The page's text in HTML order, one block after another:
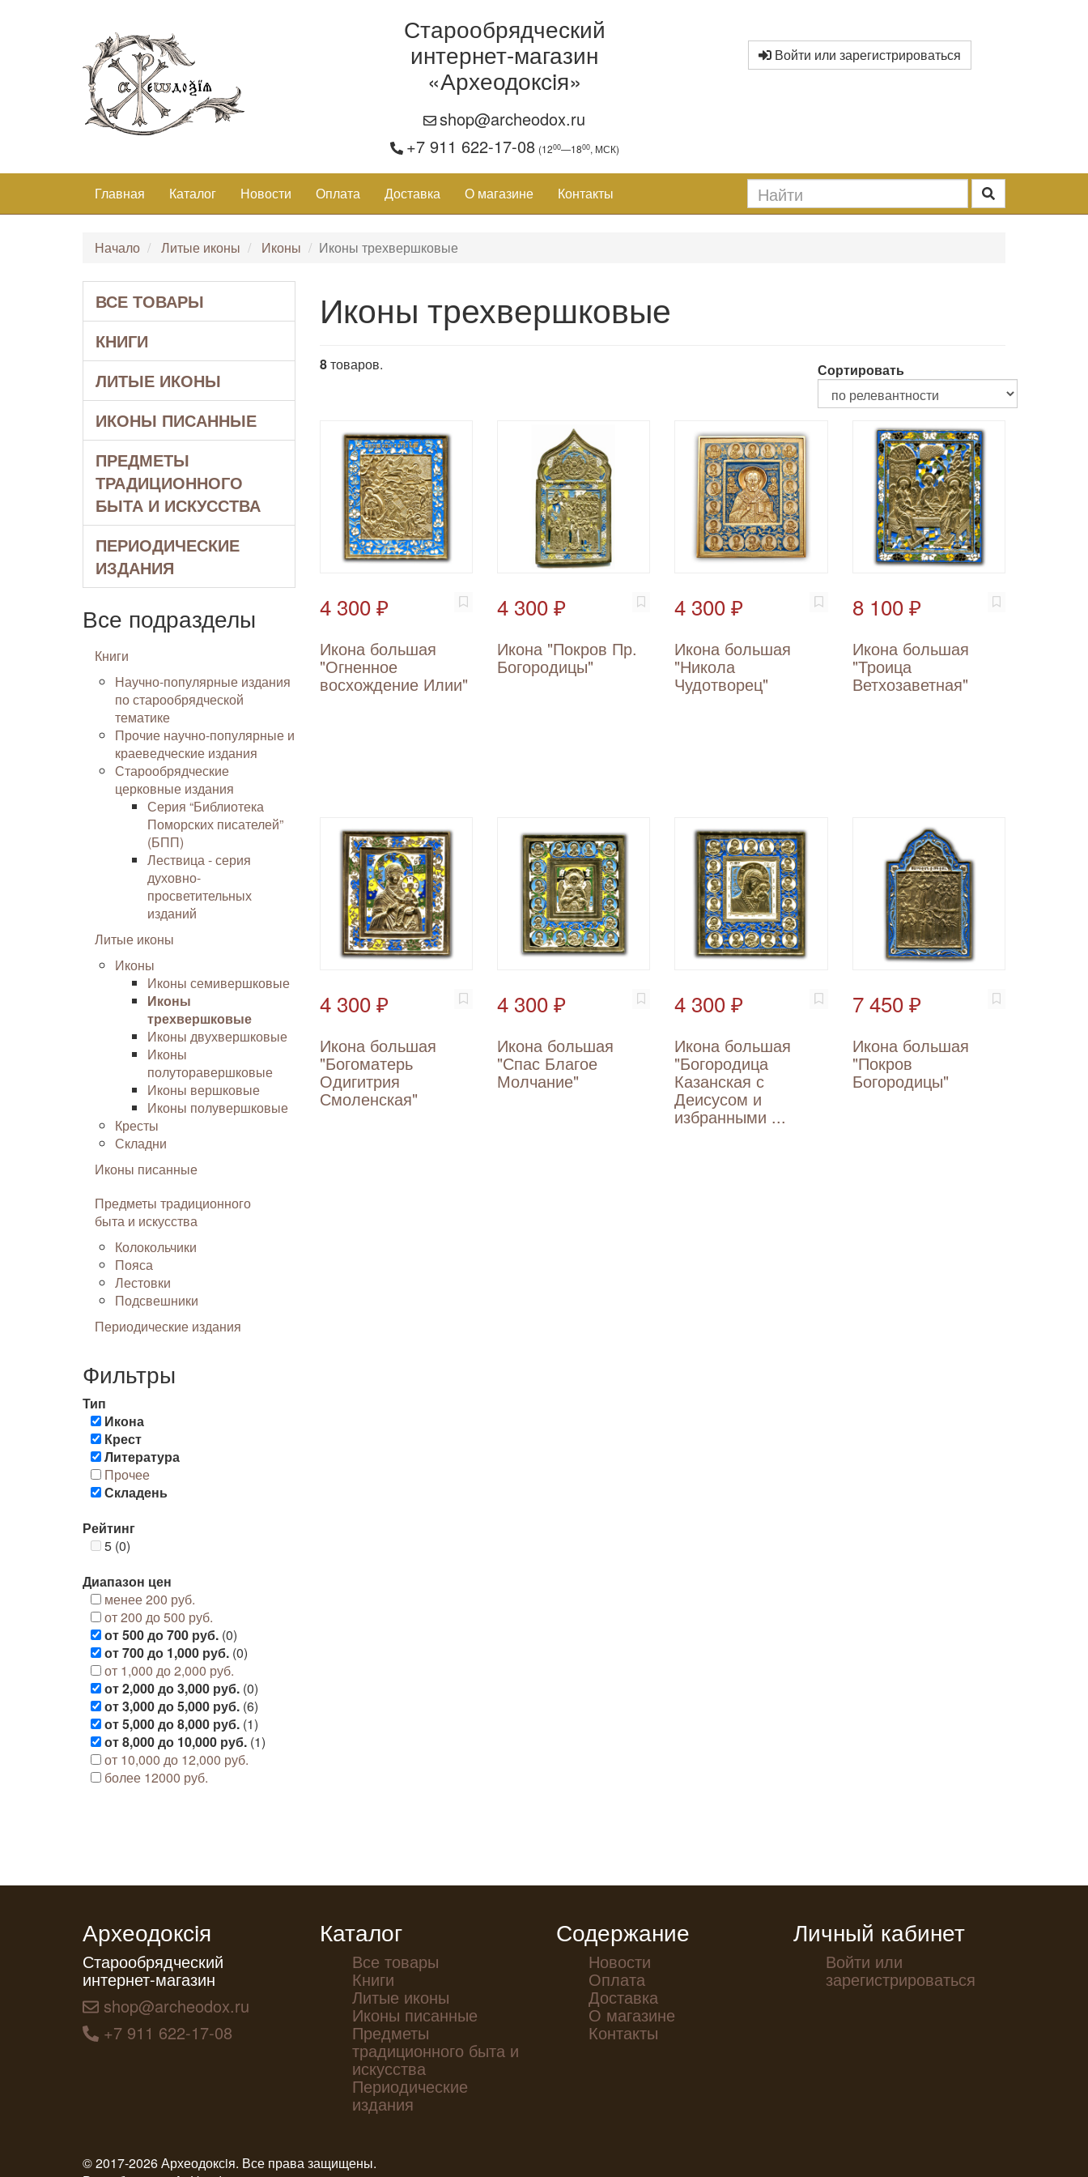
Старообрядческий
интернет-магазин
«Археодоксiя»
shop@archeodox.ru
+7 911 622-17-08 (1200—1800, МСК)
Войти или зарегистрироваться
Главная Каталог Новости Оплата Доставка О магазине Контакты
Начало Литые иконы Иконы Иконы трехвершковые
ВСЕ ТОВАРЫ
КНИГИ
ЛИТЫЕ ИКОНЫ
ИКОНЫ ПИСАННЫЕ
ПРЕДМЕТЫ
ТРАДИЦИОННОГО
БЫТА И ИСКУССТВА
ПЕРИОДИЧЕСКИЕ
ИЗДАНИЯ
Все подразделы
Книги
Научно-популярные издания
по старообрядческой
тематике
Прочие научно-популярные и
краеведческие издания
Старообрядческие
церковные издания
Серия “Библиотека
Поморских писателей”
(БПП)
Лествица - серия
духовно-
просветительных
изданий
Литые иконы
Иконы
Иконы семивершковые
Иконы
трехвершковые
Иконы двухвершковые
Иконы
полуторавершковые
Иконы вершковые
Иконы полувершковые
Кресты
Складни
Иконы писанные
Предметы традиционного
быта и искусства
Колокольчики
Пояса
Лестовки
Подсвешники
Периодические издания
Фильтры
Тип
Икона
Крест
Литература
Прочее
Складень
Рейтинг
5 (0)
Диапазон цен
менее 200 руб.
от 200 до 500 руб.
от 500 до 700 руб. (0)
от 700 до 1,000 руб. (0)
от 1,000 до 2,000 руб.
от 2,000 до 3,000 руб. (0)
от 3,000 до 5,000 руб. (6)
от 5,000 до 8,000 руб. (1)
от 8,000 до 10,000 руб. (1)
от 10,000 до 12,000 руб.
более 12000 руб.
Иконы трехвершковые
8товаров. Сортировать
4 300 ₽
Икона большая
"Огненное
восхождение Илии"
4 300 ₽
Икона "Покров Пр.
Богородицы"
4 300 ₽
Икона большая
"Никола
Чудотворец"
8 100 ₽
Икона большая
"Троица
Ветхозаветная"
4 300 ₽
Икона большая
"Богоматерь
Одигитрия
Смоленская"
4 300 ₽
Икона большая
"Спас Благое
Молчание"
4 300 ₽
Икона большая
"Богородица
Казанская с
Деисусом и
избранными ...
7 450 ₽
Икона большая
"Покров
Богородицы"
Археодоксiя
Старообрядческий
интернет-магазин
shop@archeodox.ru
+7 911 622-17-08
Каталог
Все товары
Книги
Литые иконы
Иконы писанные
Предметы
традиционного быта и
искусства
Периодические
издания
Содержание
Новости
Оплата
Доставка
О магазине
Контакты
Личный кабинет
Войти или
зарегистрироваться
© 2017-2026 Археодоксiя. Все права защищены.